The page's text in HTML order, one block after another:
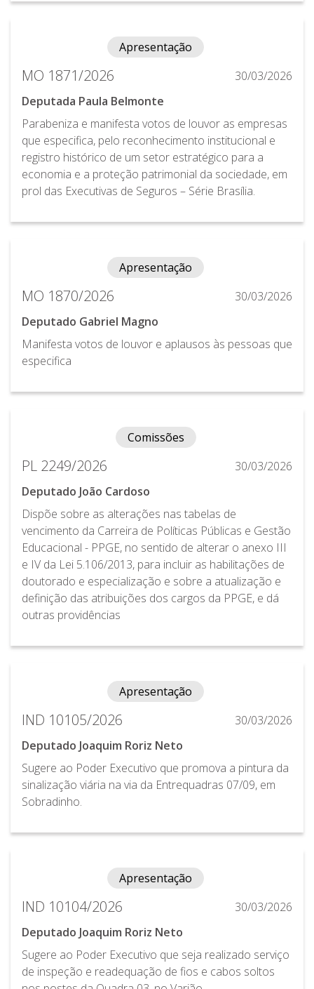
Apresentação
MO 1871/2026
30/03/2026
Deputada Paula Belmonte
Parabeniza e manifesta votos de louvor as empresas
que especifica, pelo reconhecimento institucional e
registro histórico de um setor estratégico para a
economia e a proteção patrimonial da sociedade, em
prol das Executivas de Seguros – Série Brasília.
Apresentação
MO 1870/2026
30/03/2026
Deputado Gabriel Magno
Manifesta votos de louvor e aplausos às pessoas que
especifica
Comissões
PL 2249/2026
30/03/2026
Deputado João Cardoso
Dispõe sobre as alterações nas tabelas de
vencimento da Carreira de Políticas Públicas e Gestão
Educacional - PPGE, no sentido de alterar o anexo III
e IV da Lei 5.106/2013, para incluir as habilitações de
doutorado e especialização e sobre a atualização e
definição das atribuições dos cargos da PPGE, e dá
outras providências
Apresentação
IND 10105/2026
30/03/2026
Deputado Joaquim Roriz Neto
Sugere ao Poder Executivo que promova a pintura da
sinalização viária na via da Entrequadras 07/09, em
Sobradinho.
Apresentação
IND 10104/2026
30/03/2026
Deputado Joaquim Roriz Neto
Sugere ao Poder Executivo que seja realizado serviço
de inspeção e readequação de fios e cabos soltos